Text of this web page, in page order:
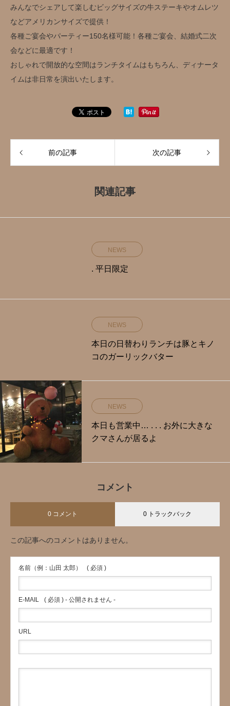
みんなでシェアして楽しむビッグサイズの牛ステーキやオムレツ
などアメリカンサイズで提供！
各種ご宴会やパーティー150名様可能！各種ご宴会、結婚式二次
会などに最適です！
おしゃれで開放的な空間はランチタイムはもちろん、ディナータ
イムは非日常を演出いたします。
前の記事 次の記事
関連記事
NEWS
. 平日限定️
NEWS
本日の日替わりランチは豚とキノ
コのガーリックバター
NEWS
本日も営業中… . . . お外に大きな
クマさんが居るよ
コメント
0 コメント 0 トラックバック
この記事へのコメントはありません。
名前（例：山田 太郎） ( 必須 )
E-MAIL ( 必須 ) - 公開されません -
URL